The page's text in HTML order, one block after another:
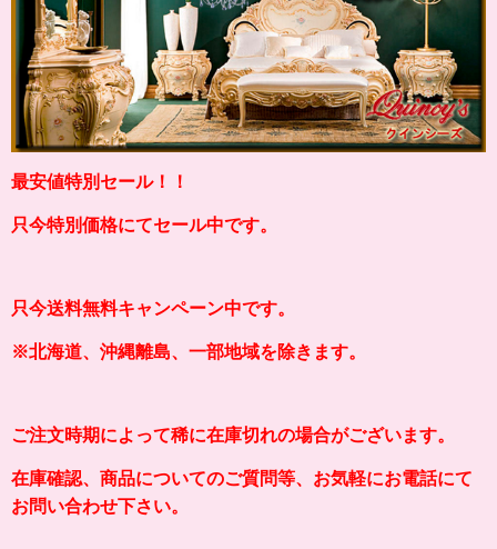
最安値特別セール！！
只今特別価格にてセール中です。
只今送料無料キャンペーン中です。
※北海道、沖縄離島、一部地域を除きます。
ご注文時期によって稀に在庫切れの場合がございます。
在庫確認、商品についてのご質問等、お気軽にお電話にて
お問い合わせ下さい。